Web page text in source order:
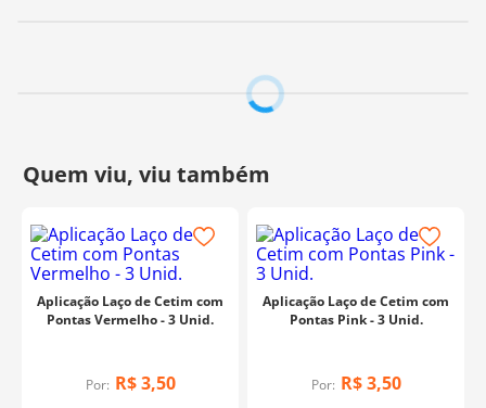
Aplicação Laço de Cetim com
Pontas Vermelho - 3 Unid.
Por: R$ 3,50
Aplicação Laço de Cetim com
Pontas Pink - 3 Unid.
Por: R$ 3,50